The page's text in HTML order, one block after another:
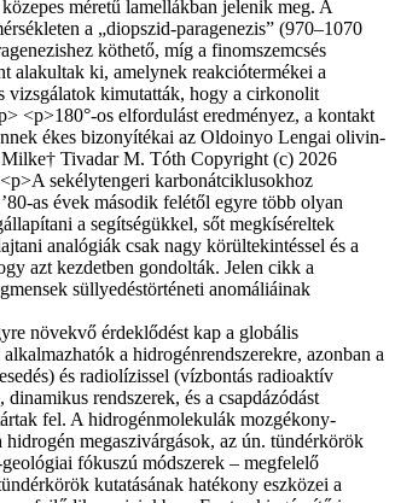
méretű lamellákban jelenik meg. A
a „diopszid-paragenezis” (970–1070
köthető, míg a finomszemcsés
alakultak ki, amelynek reakciótermékei a
vizsgálatok kimutatták, hogy a cirkonolit
<p>180°-os elfordulást eredményez, a kontakt
ékes bizonyítékai az Oldoi­nyo Lengai olivin-
Tivadar M. Tóth Copyright (c) 2026
<p>A sekélytengeri karbonátciklusokhoz
as évek második felétől egyre több olyan
a segítségükkel, sőt megkíséreltek
analógiák csak nagy körültekintéssel és a
azt kezdetben gondolták. Jelen cikk a
süllyedéstörténeti anomáliáinak
növekvő érdeklődést kap a globális
a hidrogénrendszerekre, azonban a
és radiolízissel (vízbontás radioaktív
rendszerek, és a csapdázódást
fel. A hidrogénmolekulák mozgé­kony­
megaszivárgások, az ún. tündérkörök
fókuszú módszerek – megfelelő
ku­ta­tásának hatékony eszközei a